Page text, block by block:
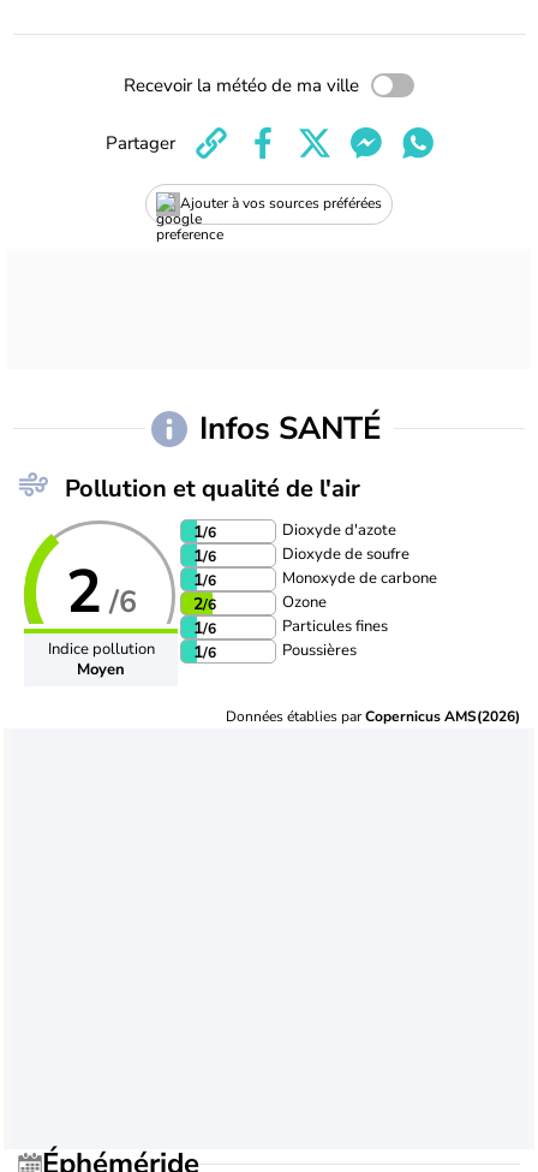
Recevoir la météo de ma ville
Ajouter à vos sources préférées
Partager
Infos SANTÉ
Pollution et qualité de l'air
2 /6
Indice pollution
Moyen
1/6 Dioxyde d'azote
1/6 Dioxyde de soufre
1/6 Monoxyde de carbone
2/6 Ozone
1/6 Particules fines
1/6 Poussières
Données établies parCopernicus AMS(2026)
Éphéméride